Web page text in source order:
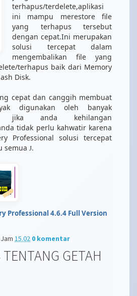
terhapus/terdelete,aplikasi
ini mampu merestore file
yang terhapus tersebut
dengan cepat.Ini merupakan
solusi tercepat dalam
mengembalikan file yang
terhapus baik dari Memory
Disk.
cepat dan canggih membuat
digunakan oleh banyak
jika anda kehilangan
tidak perlu kahwatir karena
Professional solusi tercepat
semua J.
Professional 4.6.4 Full Version
Jam 15.02 0 komentar
GETAH